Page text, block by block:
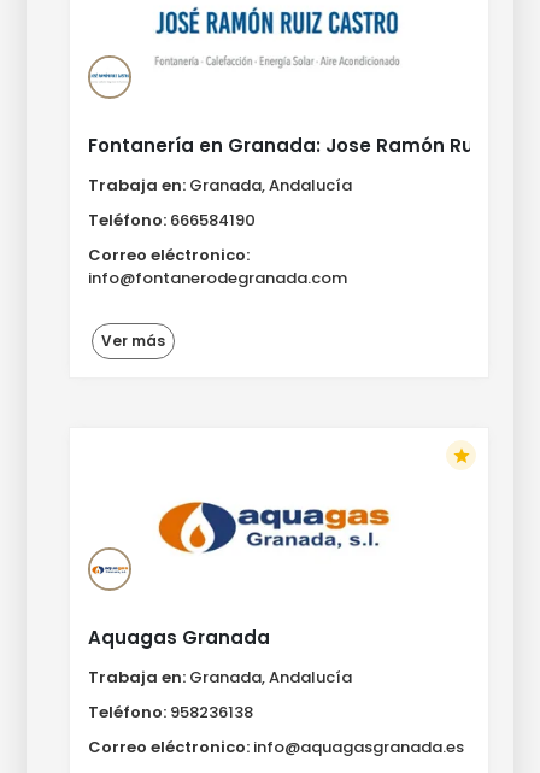
Fontanería en Granada: Jose Ramón Ruíz
Trabaja en: Granada, Andalucía
Teléfono: 666584190
Correo eléctronico:
info@fontanerodegranada.com
Ver más
Aquagas Granada
Trabaja en: Granada, Andalucía
Teléfono: 958236138
Correo eléctronico: info@aquagasgranada.es
star